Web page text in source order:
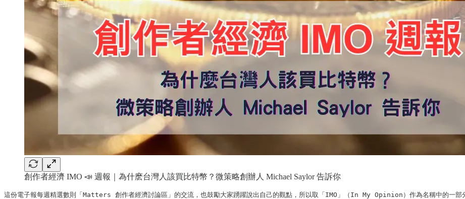
創作者經濟 IMO 📣 週報｜為什麽台灣人該買比特幣？微策略創辦人 Michael Saylor 告訴你
這份電子報每週精選數則「Matters 創作者經濟討論區」的交流，也鼓勵大家踴躍說出自己的觀點，所以取「IMO」（In My Opinion）作為名稱中的一部